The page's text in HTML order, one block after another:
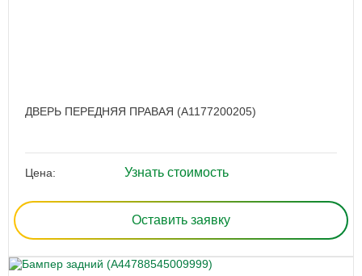
ДВЕРЬ ПЕРЕДНЯЯ ПРАВАЯ (A1177200205)
Цена: Узнать стоимость
Оставить заявку